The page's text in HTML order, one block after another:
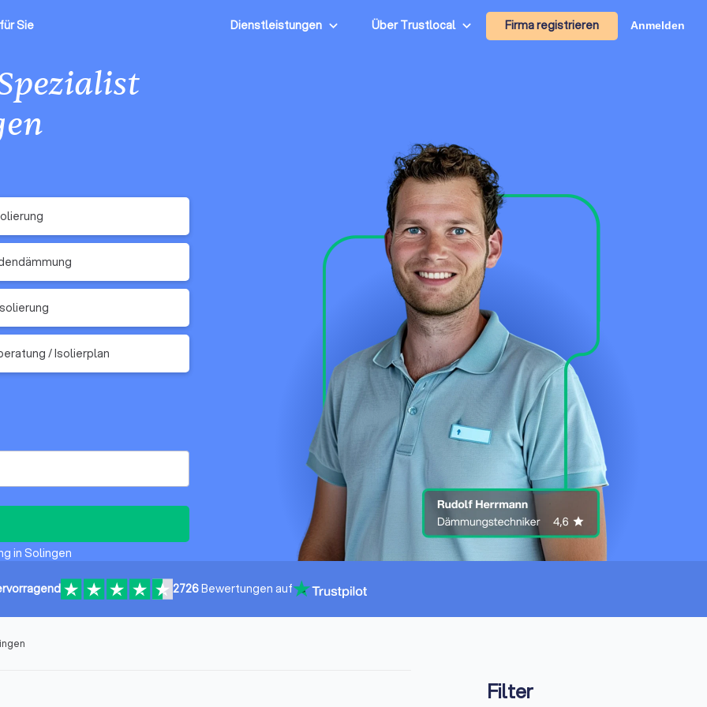
für Sie Dienstleistungen Über Trustlocal Firma registrieren Anmelden
/ Isolierplan
in Solingen
2726Bewertungen auf
Filter